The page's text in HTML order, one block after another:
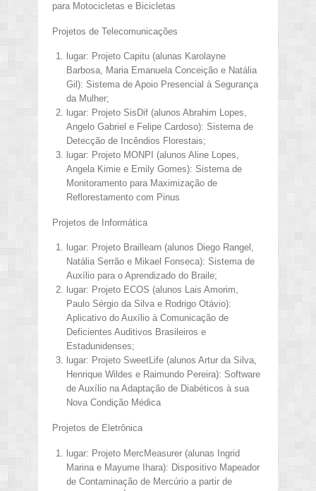
para Motocicletas e Bicicletas
Projetos de Telecomunicações
lugar: Projeto Capitu (alunas Karolayne
Barbosa, Maria Emanuela Conceição e Natália
Gil): Sistema de Apoio Presencial à Segurança
da Mulher;
lugar: Projeto SisDif (alunos Abrahim Lopes,
Angelo Gabriel e Felipe Cardoso): Sistema de
Detecção de Incêndios Florestais;
lugar: Projeto MONPI (alunos Aline Lopes,
Angela Kimie e Emily Gomes): Sistema de
Monitoramento para Maximização de
Reflorestamento com Pinus
Projetos de Informática
lugar: Projeto Braillearn (alunos Diego Rangel,
Natália Serrão e Mikael Fonseca): Sistema de
Auxílio para o Aprendizado do Braile;
lugar: Projeto ECOS (alunos Lais Amorim,
Paulo Sérgio da Silva e Rodrigo Otávio):
Aplicativo do Auxílio à Comunicação de
Deficientes Auditivos Brasileiros e
Estadunidenses;
lugar: Projeto SweetLife (alunos Artur da Silva,
Henrique Wildes e Raimundo Pereira): Software
de Auxílio na Adaptação de Diabéticos à sua
Nova Condição Médica
Projetos de Eletrônica
lugar: Projeto MercMeasurer (alunas Ingrid
Marina e Mayume Ihara): Dispositivo Mapeador
de Contaminação de Mercúrio a partir de